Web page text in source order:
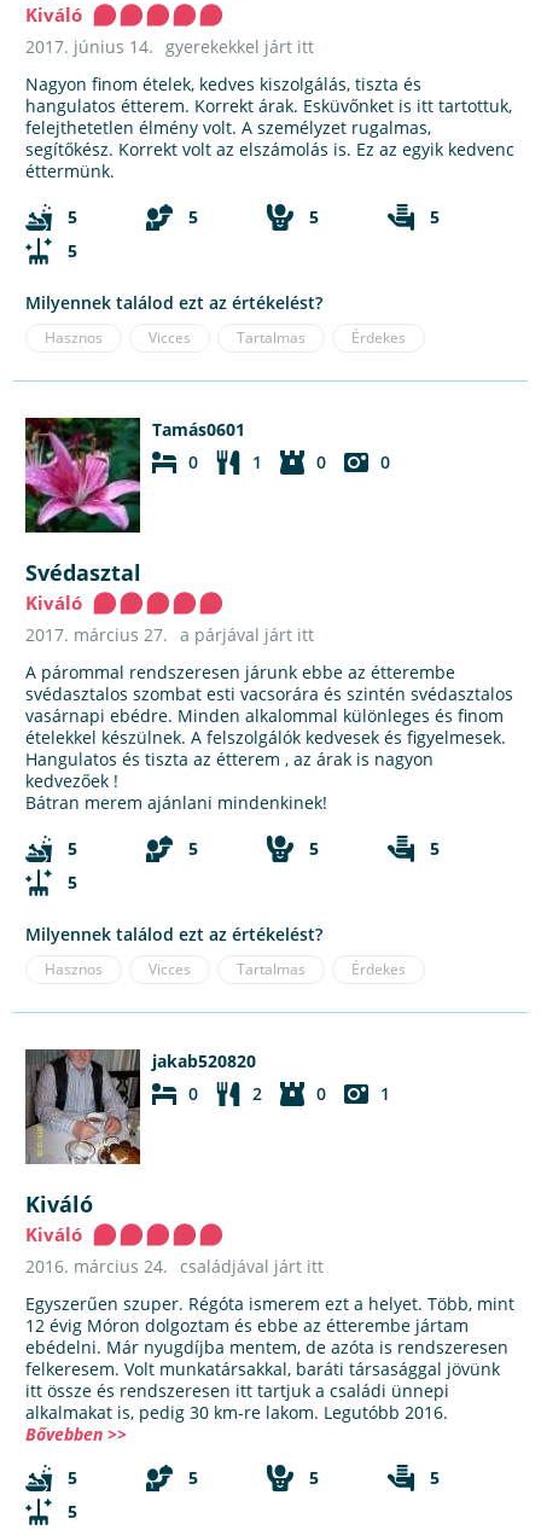
Kiváló
2017. június 14.
gyerekekkel járt itt
Nagyon finom ételek, kedves kiszolgálás, tiszta és
hangulatos étterem. Korrekt árak. Esküvőnket is itt tartottuk,
felejthetetlen élmény volt. A személyzet rugalmas,
segítőkész. Korrekt volt az elszámolás is. Ez az egyik kedvenc
éttermünk.
5
5 5
5
5
Milyennek találod ezt az értékelést?
Hasznos Vicces Tartalmas Érdekes
Tamás0601
0
1 0 0
Svédasztal
Kiváló
2017. március 27. a párjával járt itt
A párommal rendszeresen járunk ebbe az étterembe
svédasztalos szombat esti vacsorára és szintén svédasztalos
vasárnapi ebédre. Minden alkalommal különleges és finom
ételekkel készülnek. A felszolgálók kedvesek és figyelmesek.
Hangulatos és tiszta az étterem , az árak is nagyon
kedvezőek !
Bátran merem ajánlani mindenkinek!
5
5 5
5
5
Milyennek találod ezt az értékelést?
Hasznos Vicces Tartalmas Érdekes
jakab520820
0
2 0 1
Kiváló
Kiváló
2016. március 24.
családjával járt itt
Egyszerűen szuper. Régóta ismerem ezt a helyet. Több, mint
12 évig Móron dolgoztam és ebbe az étterembe jártam
ebédelni. Már nyugdíjba mentem, de azóta is rendszeresen
felkeresem. Volt munkatársakkal, baráti társasággal jövünk
itt össze és rendszeresen itt tartjuk a családi ünnepi
alkalmakat is, pedig 30 km-re lakom. Legutóbb 2016.
Bővebben >>
5
5 5
5
5